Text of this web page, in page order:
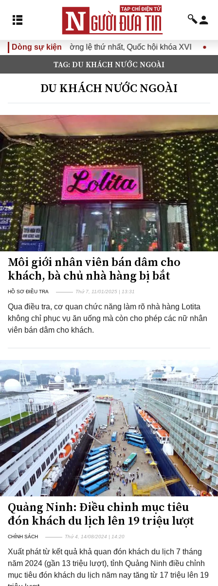
Dòng sự kiện
nhất, Quốc hội khóa XVI Đưa Nghị quyết Đại hội
TAG: DU KHÁCH NƯỚC NGOÀI
DU KHÁCH NƯỚC NGOÀI
Môi giới nhân viên bán dâm cho
khách, bà chủ nhà hàng bị bắt
HỒ SƠ ĐIỀU TRA Thứ 7, 11/01/2025 | 13:31
Qua điều tra, cơ quan chức năng làm rõ nhà hàng Lotita
không chỉ phục vụ ăn uống mà còn cho phép các nữ nhân
viên bán dâm cho khách.
Quảng Ninh: Điều chỉnh mục tiêu
đón khách du lịch lên 19 triệu lượt
CHÍNH SÁCH Thứ 4, 14/08/2024 | 14:20
Xuất phát từ kết quả khả quan đón khách du lịch 7 tháng
năm 2024 (gần 13 triệu lượt), tỉnh Quảng Ninh điều chỉnh
mục tiêu đón khách du lịch năm nay tăng từ 17 triệu lên 19